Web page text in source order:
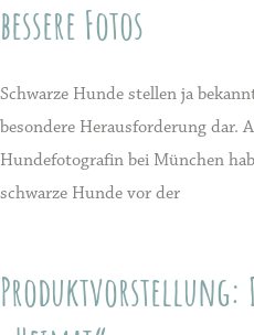
bessere Fotos
Schwarze Hunde stellen ja
besondere Herausforderung dar.
Hundefotografin bei München
schwarze Hunde vor der
Produktvorstellung: